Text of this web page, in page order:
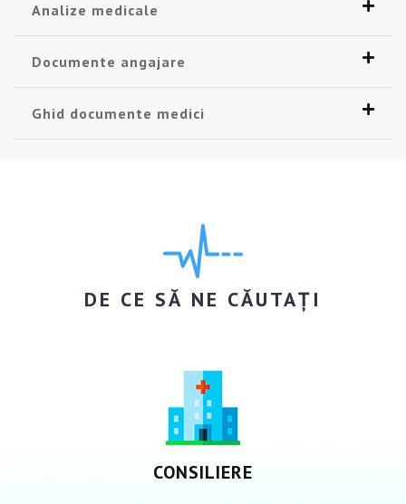
Analize medicale
Documente angajare
Ghid documente medici
DE CE SĂ NE CĂUTAȚI
CONSILIERE